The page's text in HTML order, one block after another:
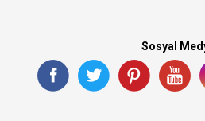
Sosyal